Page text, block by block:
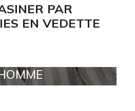
PAR
EN VEDETTE